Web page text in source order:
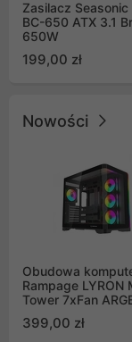
Zasilacz Seasonic
BC-650 ATX 3.1
650W
199,00 zł
Nowości
Obudowa
Rampage LYRON
Tower 7xFan
399,00 zł